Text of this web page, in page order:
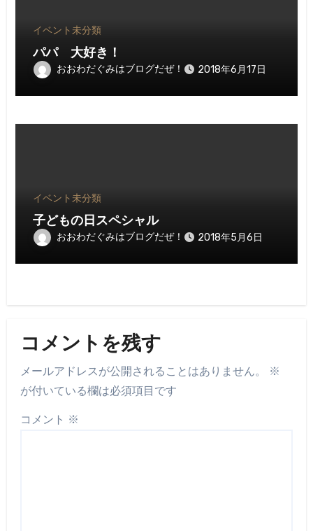
イベント未分類
パパ 大好き！
おおわだぐみはブログだぜ！ 2018年6月17日
イベント未分類
子どもの日スペシャル
おおわだぐみはブログだぜ！ 2018年5月6日
コメントを残す
メールアドレスが公開されることはありません。
※
が付いている欄は必須項目です
コメント ※